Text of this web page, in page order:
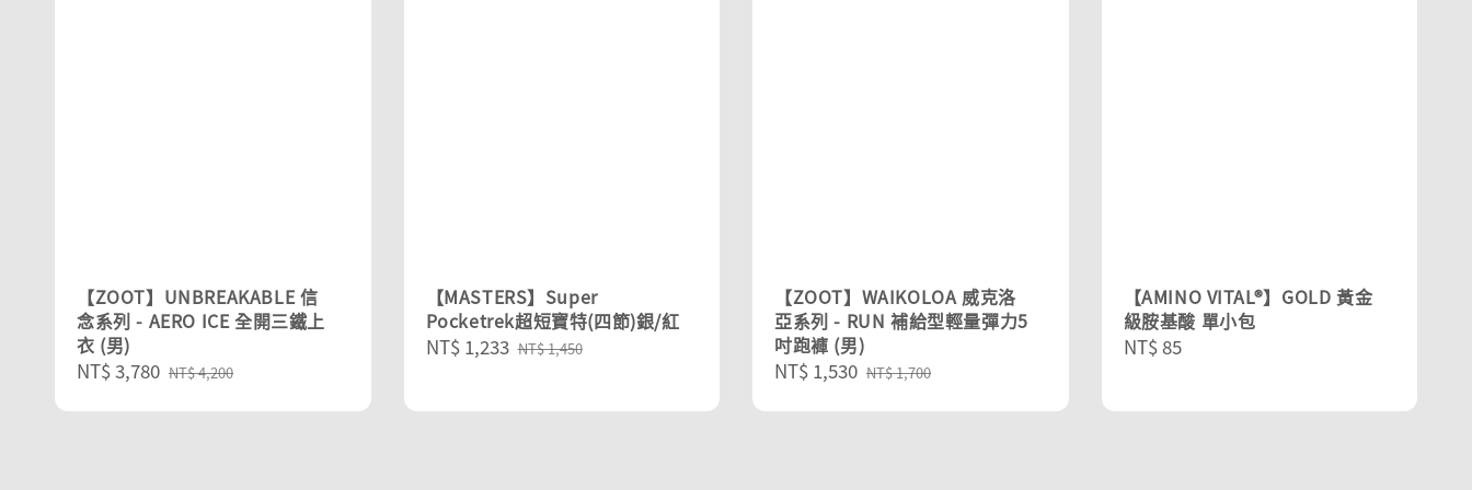
【ZOOT】UNBREAKABLE 信
念系列 - AERO ICE 全開三鐵上
衣 (男)
Sale
NT$ 3,780 Regular
NT$ 4,200
【MASTERS】Super
Pocketrek超短寶特(四節)銀/紅
Sale
NT$ 1,233 Regular
NT$ 1,450
【ZOOT】WAIKOLOA 威克洛
亞系列 - RUN 補給型輕量彈力5
吋跑褲 (男)
Sale
NT$ 1,530 Regular
NT$ 1,700
【AMINO VITAL®】GOLD 黃金
級胺基酸 單小包
Regular
NT$ 85